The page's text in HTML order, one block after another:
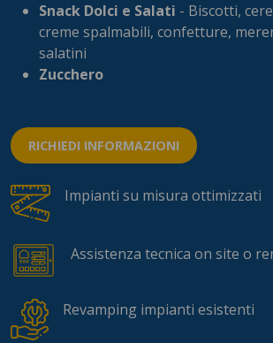
Snack Dolci e Salati - Biscotti,
creme spalmabili, confetture,
salatini
Zucchero
RICHIEDI INFORMAZIONI
Impianti su misura ottimizzati
Assistenza tecnica on site o
Revamping impianti esistenti